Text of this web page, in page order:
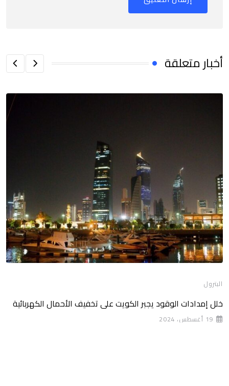
أخبار متعلقة
البترول
خلل إمدادات الوقود يجبر الكويت على تخفيف الأحمال الكهربائية
19 أغسطس، 2024